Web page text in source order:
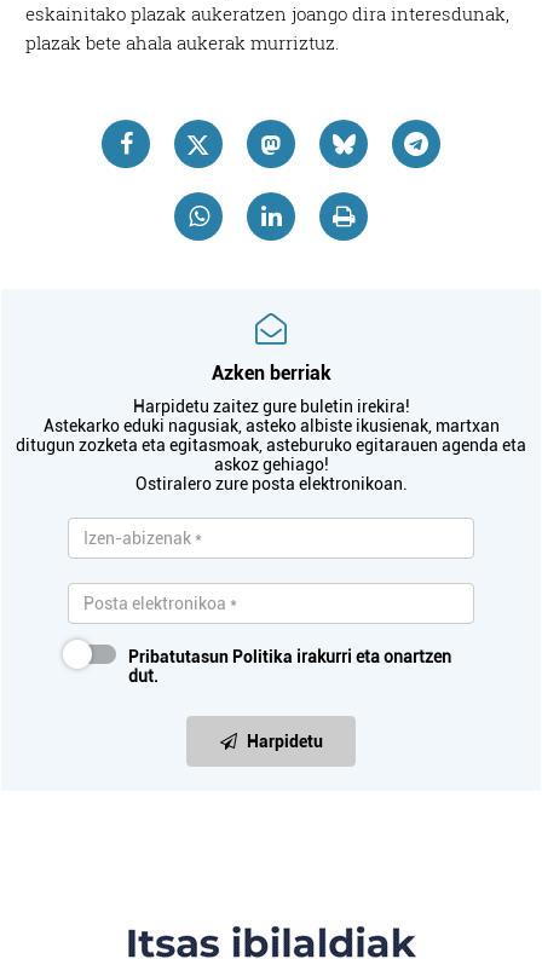
eskainitako plazak aukeratzen joango dira interesdunak,
plazak bete ahala aukerak murriztuz.
Azken berriak
Harpidetu zaitez gure buletin irekira!
Astekarko eduki nagusiak, asteko albiste ikusienak, martxan
ditugun zozketa eta egitasmoak, asteburuko egitarauen agenda eta
askoz gehiago!
Ostiralero zure posta elektronikoan.
Pribatutasun Politika irakurri eta onartzen
dut.
Harpidetu